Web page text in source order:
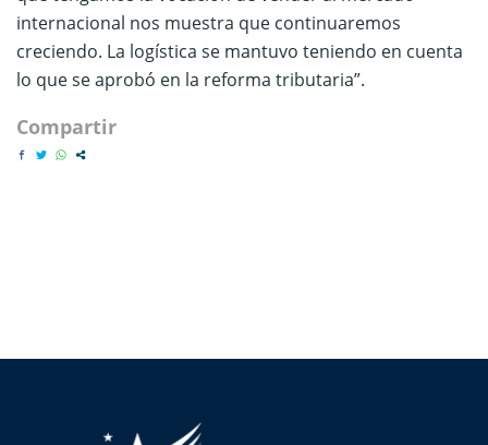
internacional nos muestra que continuaremos
creciendo. La logística se mantuvo teniendo en cuenta
lo que se aprobó en la reforma tributaria”.
Compartir